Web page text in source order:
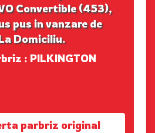
Convertible (453),
pus in vanzare de
Domiciliu.
: PILKINGTON
parbriz original